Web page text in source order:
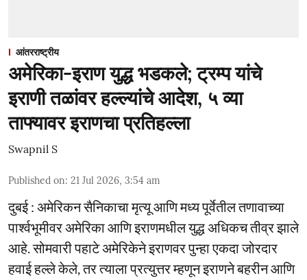
आंतरराष्ट्रीय
अमेरिका-इराण युद्ध भडकले; ट्रम्प यांचे
इराणी तळांवर हल्ल्यांचे आदेश, ५ व्या
ताफ्यावर इराणचा प्रतिहल्ला
Swapnil S
Published on: 21 Jul 2026, 3:54 am
दुबई : अमेरिकन सैनिकाचा मृत्यू आणि मध्य पूर्वेतील तणावाच्या
पार्श्वभूमीवर अमेरिका आणि इराणमधील युद्ध अधिकच तीव्र झाले
आहे. सोमवारी पहाटे अमेरिकेने इराणवर पुन्हा एकदा जोरदार
हवाई हल्ले केले, तर त्याला प्रत्युत्तर म्हणून इराणने बहरीन आणि